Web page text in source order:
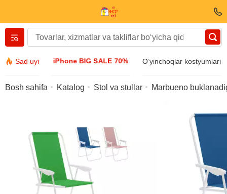
Sad uyi iPhone BIG SALE 70% O’yinchoqlar kostyumlari
Вернуться назад
Quyosh ko’zoynagi
Bijuteriya
Bosh sahifa Katalog Stol va stullar Marbueno